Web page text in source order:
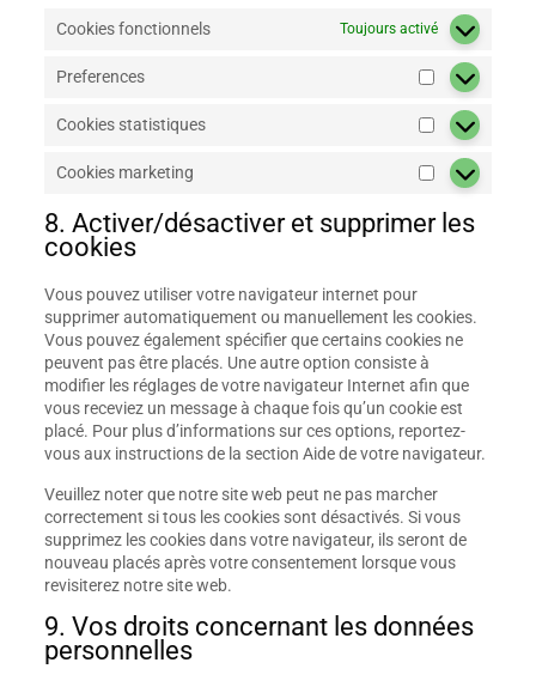
Cookies fonctionnels Toujours activé
Preferences Preferences
Cookies statistiques
Cookies
statistiques
Cookies marketing
Cookies
8. Activer/désactiver et supprimer les
cookies
Vous pouvez utiliser votre navigateur internet pour
supprimer automatiquement ou manuellement les cookies.
Vous pouvez également spécifier que certains cookies ne
peuvent pas être placés. Une autre option consiste à
modifier les réglages de votre navigateur Internet afin que
vous receviez un message à chaque fois qu’un cookie est
placé. Pour plus d’informations sur ces options, reportez-
vous aux instructions de la section Aide de votre navigateur.
Veuillez noter que notre site web peut ne pas marcher
correctement si tous les cookies sont désactivés. Si vous
supprimez les cookies dans votre navigateur, ils seront de
nouveau placés après votre consentement lorsque vous
revisiterez notre site web.
9. Vos droits concernant les données
personnelles